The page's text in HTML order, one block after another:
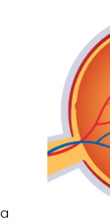
in a new tab)